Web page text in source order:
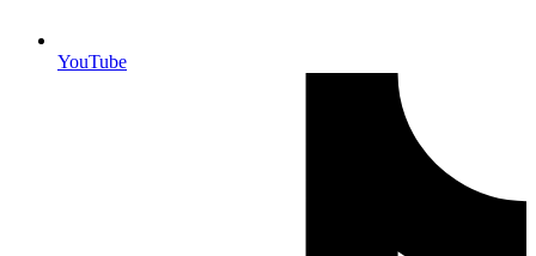
YouTube